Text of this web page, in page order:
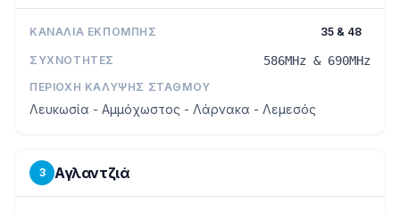
ΚΑΝΆΛΙΑ ΕΚΠΟΜΠΉΣ 35 & 48
ΣΥΧΝΌΤΗΤΕΣ 586MHz & 690MHz
ΠΕΡΙΟΧΉ ΚΆΛΥΨΗΣ ΣΤΑΘΜΟΎ
Λευκωσία - Αμμόχωστος - Λάρνακα - Λεμεσός
3 Αγλαντζιά